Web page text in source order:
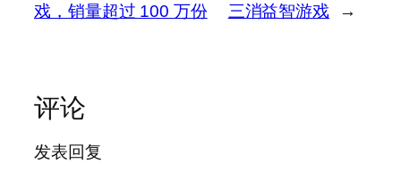
戏，销量超过 100 万份
三消益智游戏
→
评论
发表回复